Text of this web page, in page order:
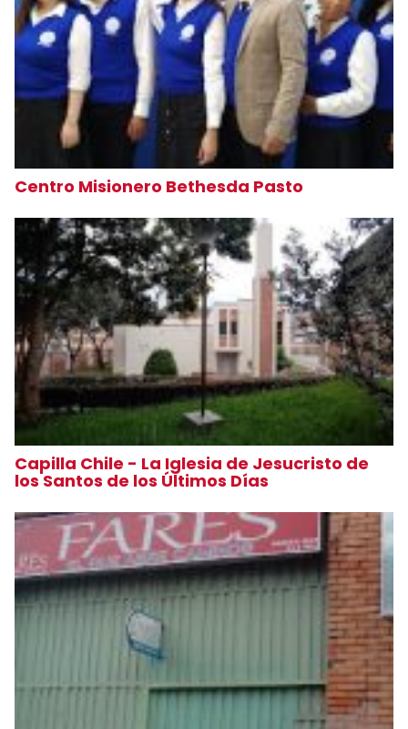
Centro Misionero Bethesda Pasto
Capilla Chile - La Iglesia de Jesucristo de
los Santos de los Últimos Días